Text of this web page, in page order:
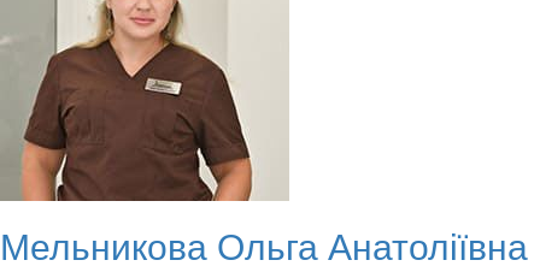
Мельникова Ольга Анатоліївна